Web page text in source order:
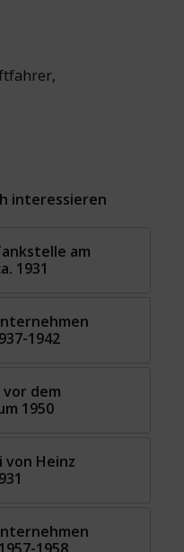
,
interessieren
am
1931
1942
dem
1950
von Heinz